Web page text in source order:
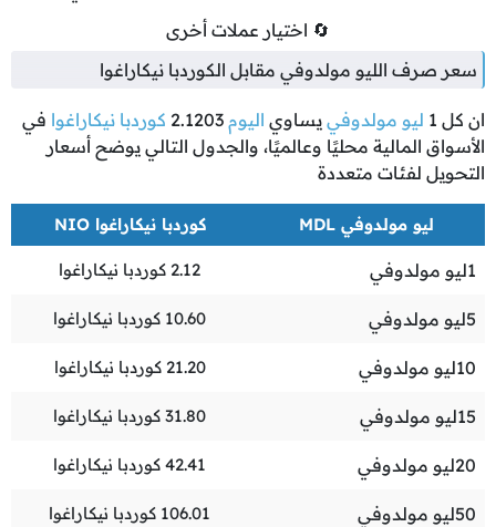
🔄 اختيار عملات أخرى
سعر صرف الليو مولدوفي مقابل الكوردبا نيكاراغوا
ان كل 1 ليو مولدوفي يساوي اليوم 2.1203 كوردبا نيكاراغوا في
الأسواق المالية محليًا وعالميًا، والجدول التالي يوضح أسعار
التحويل لفئات متعددة
ليو مولدوفي MDL كوردبا نيكاراغوا NIO
1ليو مولدوفي 2.12 كوردبا نيكاراغوا
5ليو مولدوفي 10.60 كوردبا نيكاراغوا
10ليو مولدوفي 21.20 كوردبا نيكاراغوا
15ليو مولدوفي 31.80 كوردبا نيكاراغوا
20ليو مولدوفي 42.41 كوردبا نيكاراغوا
50ليو مولدوفي 106.01 كوردبا نيكاراغوا